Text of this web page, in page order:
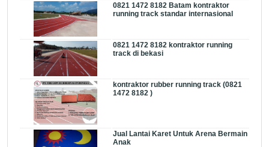
0821 1472 8182 Batam kontraktor
running track standar internasional
0821 1472 8182 kontraktor running
track di bekasi
kontraktor rubber running track (0821
1472 8182 )
Jual Lantai Karet Untuk Arena Bermain
Anak